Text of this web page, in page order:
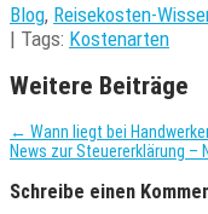
Blog, Reisekosten-
| Tags: Kostenarten
Weitere Beiträge
← Wann liegt bei
News zur Steuererklärung –
Schreibe einen